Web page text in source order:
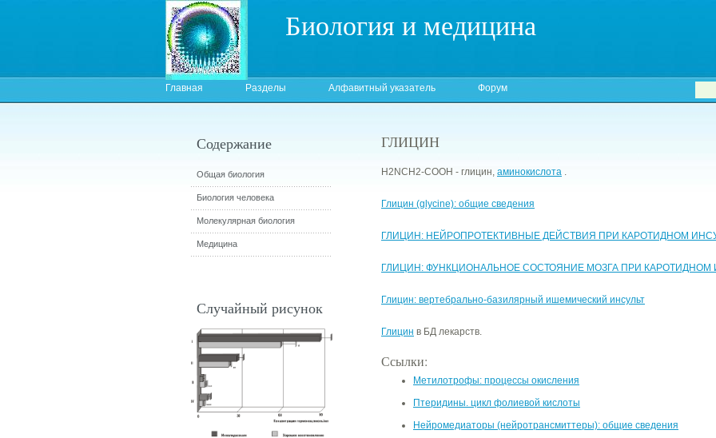
Биология и медицина
Главная Разделы Алфавитный указатель Форум
ГЛИЦИН
H2NСH2-COOH - глицин, аминокислота .
Глицин (glycine): общие сведения
ГЛИЦИН: НЕЙРОПРОТЕКТИВНЫЕ ДЕЙСТВИЯ ПРИ КАРОТИДНОМ
ГЛИЦИН: ФУНКЦИОНАЛЬНОЕ СОСТОЯНИЕ МОЗГА ПРИ КАРОТИДНОМ
Глицин: вертебрально-базилярный ишемический инсульт
Глицин в БД лекарств.
Ссылки:
Метилотрофы: процессы окисления
Птеридины. цикл фолиевой кислоты
Нейромедиаторы (нейротрансмиттеры): общие сведения
Содержание
Общая биология
Биология человека
Молекулярная биология
Медицина
Случайный рисунок